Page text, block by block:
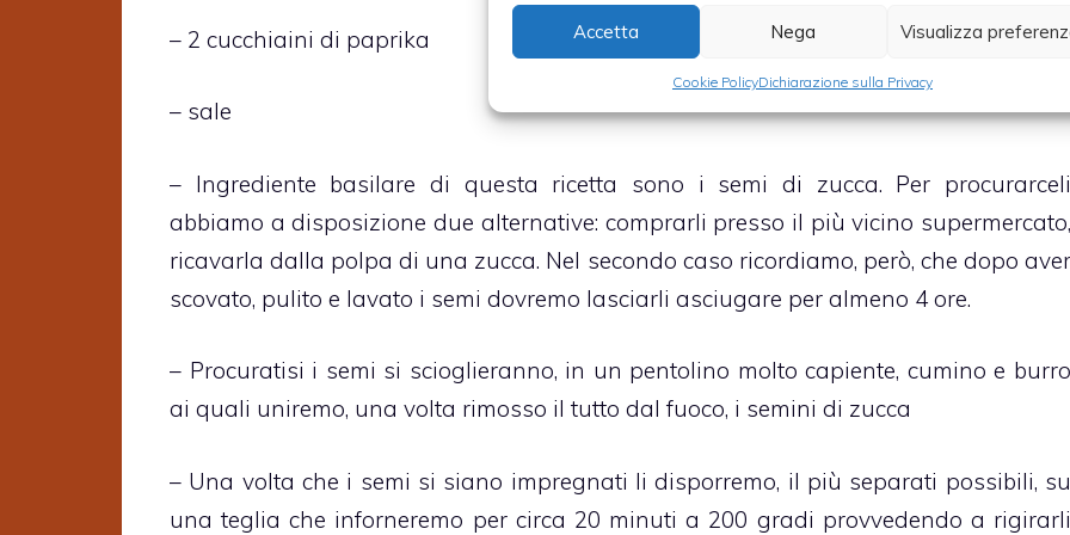
Accetta Nega Visualizza
Cookie PolicyDichiarazione sulla Privacy
– 2 cucchiaini di paprika
– sale
– Ingrediente basilare di questa ricetta sono i semi di zucca. Per procurarceli
abbiamo a disposizione due alternative: comprarli presso il più vicino supermercato,
ricavarla dalla polpa di una zucca. Nel secondo caso ricordiamo, però, che dopo aver
scovato, pulito e lavato i semi dovremo lasciarli asciugare per almeno 4 ore.
– Procuratisi i semi si scioglieranno, in un pentolino molto capiente, cumino e burro
ai quali uniremo, una volta rimosso il tutto dal fuoco, i semini di zucca
– Una volta che i semi si siano impregnati li disporremo, il più separati possibili, su
una teglia che inforneremo per circa 20 minuti a 200 gradi provvedendo a rigirarli